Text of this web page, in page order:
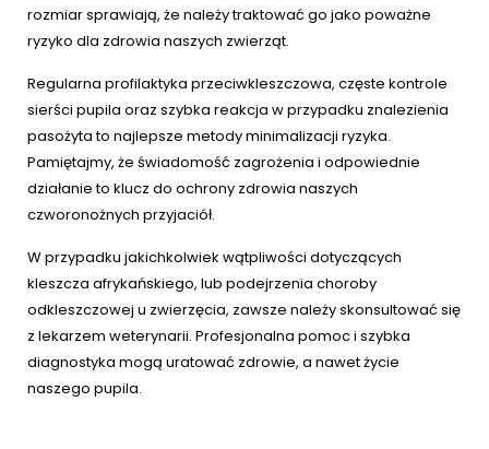
rozmiar sprawiają, że należy traktować go jako poważne
ryzyko dla zdrowia naszych zwierząt.
Regularna profilaktyka przeciwkleszczowa, częste kontrole
sierści pupila oraz szybka reakcja w przypadku znalezienia
pasożyta to najlepsze metody minimalizacji ryzyka.
Pamiętajmy, że świadomość zagrożenia i odpowiednie
działanie to klucz do ochrony zdrowia naszych
czworonożnych przyjaciół.
W przypadku jakichkolwiek wątpliwości dotyczących
kleszcza afrykańskiego, lub podejrzenia choroby
odkleszczowej u zwierzęcia, zawsze należy skonsultować się
z lekarzem weterynarii. Profesjonalna pomoc i szybka
diagnostyka mogą uratować zdrowie, a nawet życie
naszego pupila.